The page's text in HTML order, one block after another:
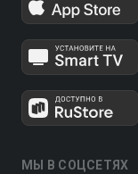
МЫ В СОЦСЕТЯХ